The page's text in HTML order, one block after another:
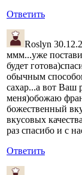
Ответить
Roslyn
ммм...уже
будет
обычным
сахар...а вот Ваш
меня)обожаю
божественный
вкусовых
раз спасибо и с
Ответить